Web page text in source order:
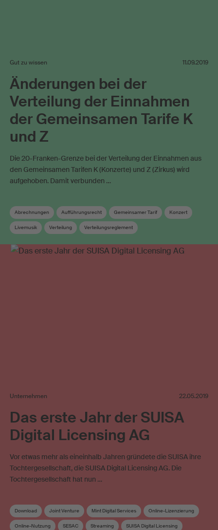
Gut zu wissen 11.09.2019
Änderungen bei der
Verteilung der Einnahmen
der Gemeinsamen Tarife K
und Z
Die 20-Franken-Grenze bei der Verteilung der Einnahmen aus
den Gemeinsamen Tarifen K (Konzerte) und Z (Zirkus) wird
aufgehoben. Damit verbunden …
Abrechnungen Aufführungsrecht Gemeinsamer Tarif Konzert
Livemusik Verteilung Verteilungsreglement
Unternehmen 22.05.2019
Das erste Jahr der SUISA
Digital Licensing AG
Vor etwas mehr als eineinhalb Jahren gründete die SUISA ihre
Tochtergesellschaft, die SUISA Digital Licensing AG. Die
Tochtergesellschaft hat nun …
Download Joint Venture Mint Digital Services Online-Lizenzierung
Online-Nutzung SESAC Streaming SUISA Digital Licensing